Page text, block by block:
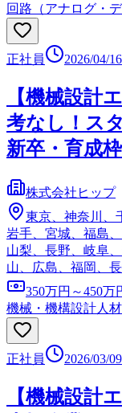
回路（アナログ・デ
正社員 2026/04/16
【機械設計
考なし！ス
新卒・育成
株式会社ヒップ
東京、神奈川、
岩手、宮城、福島
山梨、長野、岐阜
山、広島、福岡、
350万円～450万
機械・機構設計人
正社員 2026/03/09
【機械設計